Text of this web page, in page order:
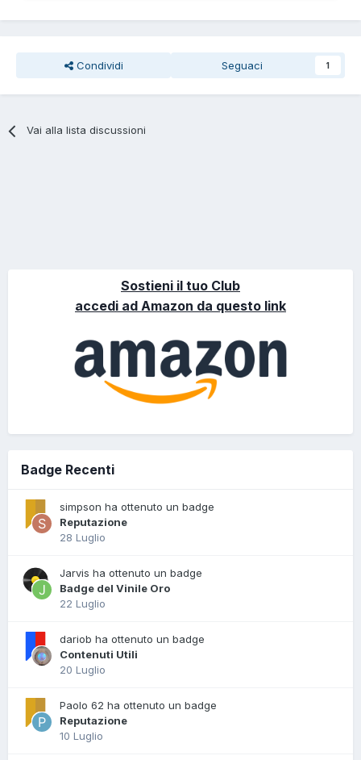
Condividi Seguaci 1
Vai alla lista discussioni
Sostieni il tuo Club
accedi ad Amazon da questo link
Badge Recenti
simpson ha ottenuto un badge
Reputazione
28 Luglio
Jarvis ha ottenuto un badge
Badge del Vinile Oro
22 Luglio
dariob ha ottenuto un badge
Contenuti Utili
20 Luglio
Paolo 62 ha ottenuto un badge
Reputazione
10 Luglio